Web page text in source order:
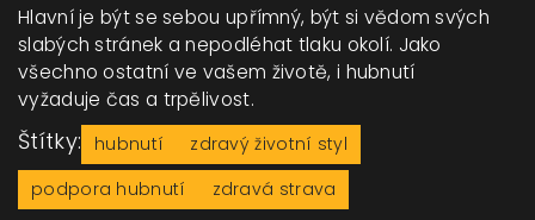
Hlavní je být se sebou upřímný, být si vědom svých
slabých stránek a nepodléhat tlaku okolí. Jako
všechno ostatní ve vašem životě, i hubnutí
vyžaduje čas a trpělivost.
Štítky: hubnutí
zdravý životní styl
podpora hubnutí
zdravá strava